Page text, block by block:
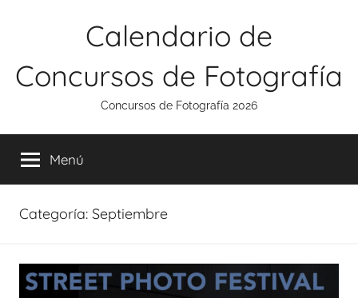
Calendario de
Concursos de Fotografía
Concursos de Fotografía 2026
Menú
Categoría: Septiembre